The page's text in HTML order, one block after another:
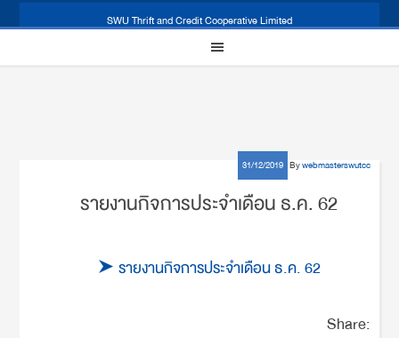
SWU Thrift and Credit Cooperative Limited
31/12/2019 Bywebmasterswutcc
รายงานกิจการประจำเดือน ธ.ค. 62
รายงานกิจการประจำเดือน ธ.ค. 62
Share: